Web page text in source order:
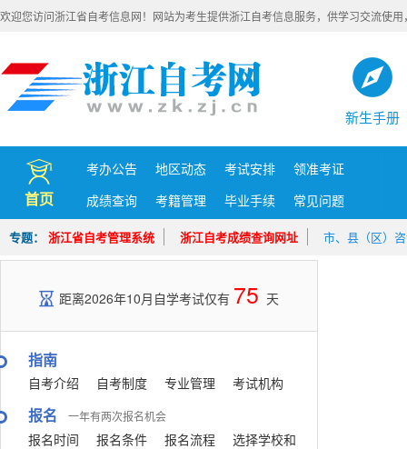
欢迎您访问浙江省自考信息网！网站为考生提供浙江自考信息服务，供学习交流使
新生手册
首页
考办公告 地区动态 考试安排
领准考证
成绩查询
考籍管理 毕业手续 常见问题
专题： 浙江省自考管理系统 浙江自考成绩查询网址 市、县（区）
距离2026年10月自学考试仅有 75 天
指南
自考介绍 自考制度 专业管理 考试机构
报名 一年有两次报名机会
报名时间 报名条件 报名流程
选择学校和